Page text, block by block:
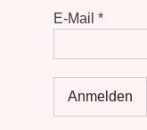
E-Mail *